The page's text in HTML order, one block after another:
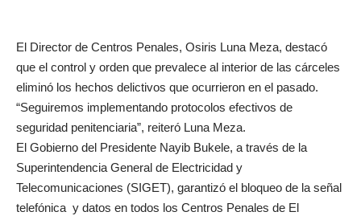
El Director de Centros Penales, Osiris Luna Meza, destacó
que el control y orden que prevalece al interior de las cárceles
eliminó los hechos delictivos que ocurrieron en el pasado.
“Seguiremos implementando protocolos efectivos de
seguridad penitenciaria”, reiteró Luna Meza.
El Gobierno del Presidente Nayib Bukele, a través de la
Superintendencia General de Electricidad y
Telecomunicaciones (SIGET), garantizó el bloqueo de la señal
telefónica y datos en todos los Centros Penales de El